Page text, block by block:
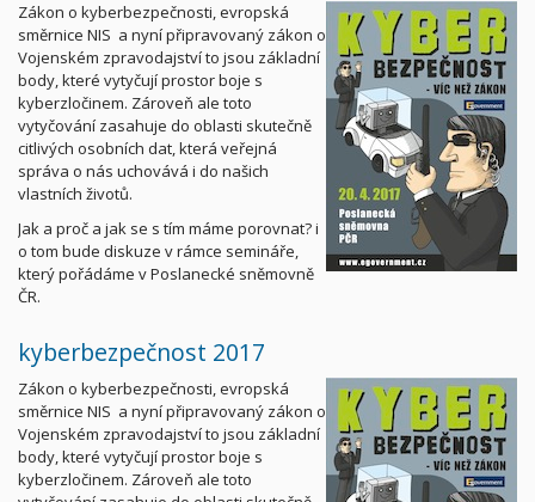
Zákon o kyberbezpečnosti, evropská
směrnice NIS a nyní připravovaný zákon o
Vojenském zpravodajství to jsou základní
body, které vytyčují prostor boje s
kyberzločinem. Zároveň ale toto
vytyčování zasahuje do oblasti skutečně
citlivých osobních dat, která veřejná
správa o nás uchovává i do našich
vlastních životů.
Jak a proč a jak se s tím máme porovnat? i
o tom bude diskuze v rámce semináře,
který pořádáme v Poslanecké sněmovně
ČR.
kyberbezpečnost 2017
Zákon o kyberbezpečnosti, evropská
směrnice NIS a nyní připravovaný zákon o
Vojenském zpravodajství to jsou základní
body, které vytyčují prostor boje s
kyberzločinem. Zároveň ale toto